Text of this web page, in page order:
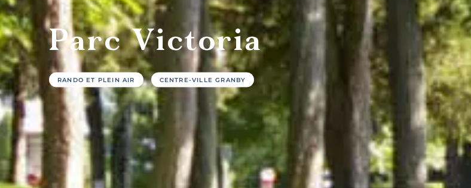
Hôtels
et
motels
Gîtes
touristiques
Campings
Parc Victoria
RANDO ET PLEIN AIR CENTRE-VILLE GRANBY